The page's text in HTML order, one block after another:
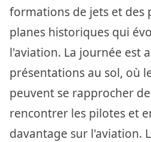
formations de jets et des
planes historiques qui
l'aviation. La journée est
présentations au sol, où
peuvent se rapprocher
rencontrer les pilotes et
davantage sur l'aviation.